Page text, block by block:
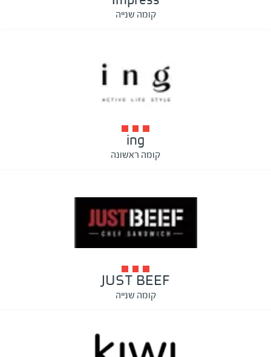
קומה שנייה
ing
קומה ראשונה
JUST BEEF
קומה שנייה